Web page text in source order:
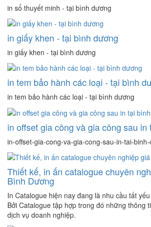
in sổ thuyết minh - tại bình dương
in giấy khen - tại bình dương
in giấy khen - tại bình dương
in tem bảo hành các loại - tại bình
in tem bảo hành các loại - tại bình dương
in offset gia công và gia công sau
in-offset-gia-cong-va-gia-cong-sau-in-tai-
Thiết kế, in ấn catalogue chuyên
Bình Dương
In Catalogue hiện nay đang là nhu cầu tất
Bởi Catalogue tập hợp trong đó những thông
dịch vụ doanh nghiệp.